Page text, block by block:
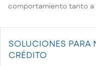
comportamiento tanto a
SOLUCIONES PARA
CRÉDITO